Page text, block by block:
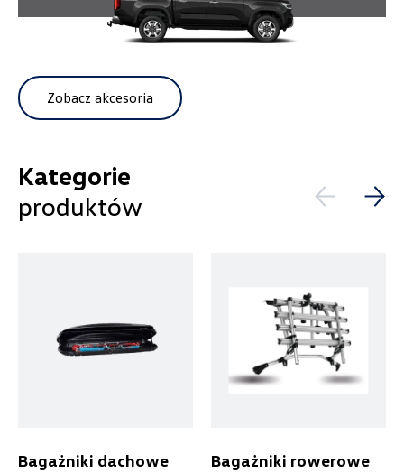
Filtruj
Wyczyść filtry
Zobacz akcesoria
Kategorie
produktów
Bagażniki dachowe Bagażniki rowerowe
Wybierz dealera obsługującego
Twoje zapytanie
Wpisz lokalizację
czesci@vw.alexas.pl